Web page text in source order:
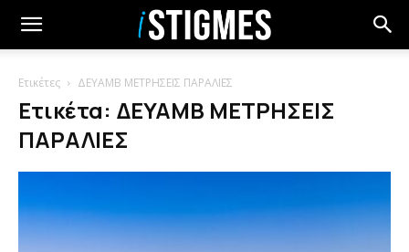
Ετικέτες ΔΕΥΑΜΒ ΜΕΤΡΗΣΕΙΣ ΠΑΡΑΛΙΕΣ
Ετικέτα: ΔΕΥΑΜΒ ΜΕΤΡΗΣΕΙΣ
ΠΑΡΑΛΙΕΣ